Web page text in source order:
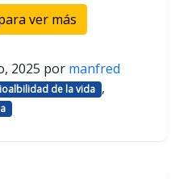
ver más
2025 por manfred
de la vida ,